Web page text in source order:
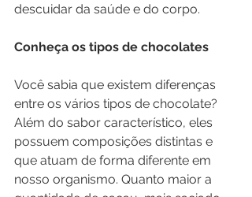
descuidar da saúde e do corpo.
Conheça os tipos de chocolates
Você sabia que existem diferenças
entre os vários tipos de chocolate?
Além do sabor característico, eles
possuem composições distintas e
que atuam de forma diferente em
nosso organismo. Quanto maior a